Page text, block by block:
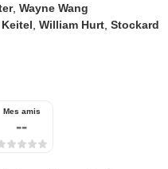
,Wayne Wang
,William Hurt ,Stockard
Mes amis
--